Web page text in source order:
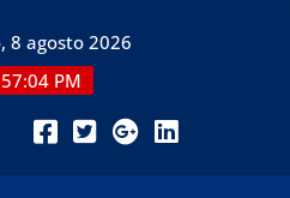
8 agosto 2026
PM